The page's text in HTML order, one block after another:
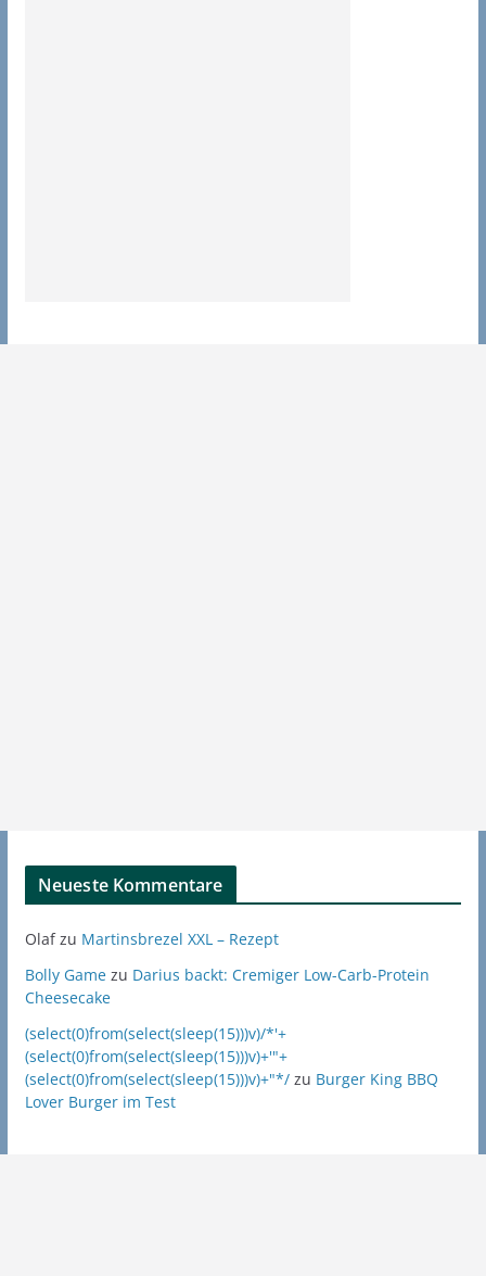
Neueste Kommentare
Olafzu Martinsbrezel XXL – Rezept
Bolly Gamezu Darius backt: Cremiger Low-Carb-Protein
Cheesecake
(select(0)from(select(sleep(15)))v)/*'+
(select(0)from(select(sleep(15)))v)+'"+
(select(0)from(select(sleep(15)))v)+"*/zu Burger King BBQ
Lover Burger im Test